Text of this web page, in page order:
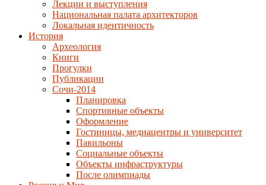
Лекции и выступления
Национальная палата архитекторов
Локальная идентичность
История
Археология
Книги
Прогулки
Публикации
Сочи-2014
Планировка
Спортивные объекты
Оформление
Гостиницы, медиацентры и университет
Павильоны
Социальные объекты
Объекты инфраструктуры
После олимпиады